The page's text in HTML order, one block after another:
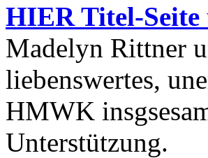
HIER Titel-
Madelyn Rittner
liebenswertes,
HMWK
Unterstützung.